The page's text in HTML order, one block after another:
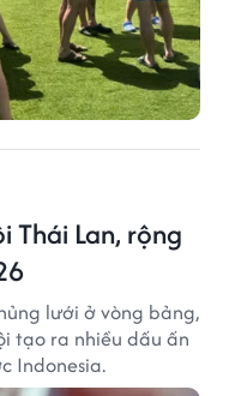
Thái Lan, rộng
lưới ở vòng bảng,
tạo ra nhiều dấu ấn
Indonesia.